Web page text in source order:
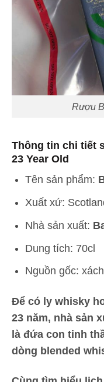
Rượu
Thông tin chi tiết
23 Year Old
Tên sản phẩm:
Xuất xứ:
Nhà sản xuất:
Dung tích: 70cl
Nguồn gốc:
Để có ly whisky
23 năm, nhà sản
là đứa con tinh
dòng blended